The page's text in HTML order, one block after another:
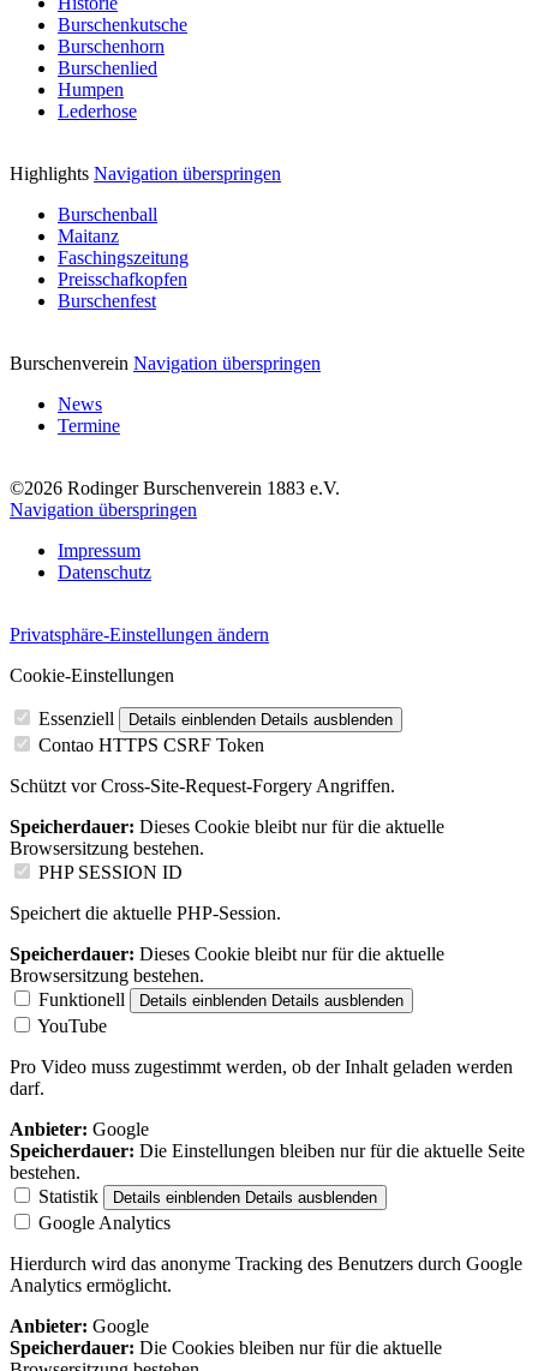
Burschenkutsche
Burschenhorn
Burschenlied
Humpen
Lederhose
Highlights Navigation überspringen
Burschenball
Maitanz
Faschingszeitung
Preisschafkopfen
Burschenfest
Burschenverein Navigation überspringen
News
Termine
©2026 Rodinger Burschenverein 1883 e.V.
Navigation überspringen
Impressum
Datenschutz
Privatsphäre-Einstellungen ändern
Cookie-Einstellungen
Essenziell Details einblenden Details ausblenden
Contao HTTPS CSRF Token
Schützt vor Cross-Site-Request-Forgery Angriffen.
Speicherdauer: Dieses Cookie bleibt nur für die aktuelle
Browsersitzung bestehen.
PHP SESSION ID
Speichert die aktuelle PHP-Session.
Speicherdauer: Dieses Cookie bleibt nur für die aktuelle
Browsersitzung bestehen.
Funktionell
Details einblenden Details ausblenden
YouTube
Pro Video muss zugestimmt werden, ob der Inhalt geladen werden
darf.
Anbieter: Google
Speicherdauer: Die Einstellungen bleiben nur für die aktuelle Seite
bestehen.
Statistik
Details einblenden Details ausblenden
Google Analytics
Hierdurch wird das anonyme Tracking des Benutzers durch Google
Analytics ermöglicht.
Anbieter: Google
Speicherdauer: Die Cookies bleiben nur für die aktuelle